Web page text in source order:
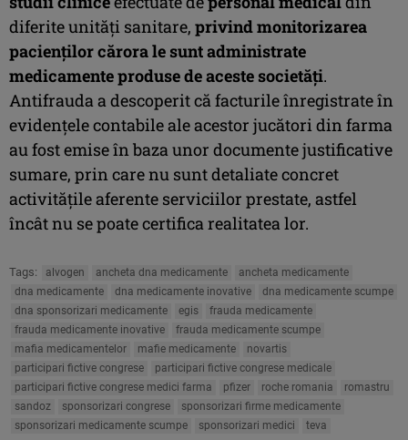
diferite unităţi sanitare, privind monitorizarea
pacienţilor cărora le sunt administrate
medicamente produse de aceste societăţi.
Antifrauda a descoperit că facturile înregistrate în
evidenţele contabile ale acestor jucători din farma
au fost emise în baza unor documente justificative
sumare, prin care nu sunt detaliate concret
activităţile aferente serviciilor prestate, astfel
încât nu se poate certifica realitatea lor.
Tags: alvogen ancheta dna medicamente
ancheta medicamente
dna medicamente
dna medicamente inovative
dna medicamente scumpe
dna sponsorizari medicamente
egis
frauda medicamente
frauda medicamente inovative
frauda medicamente scumpe
mafia medicamentelor
mafie medicamente
novartis
participari fictive congrese
participari fictive congrese medicale
participari fictive congrese medici farma
pfizer roche romania
romastru
sandoz
sponsorizari congrese
sponsorizari firme medicamente
sponsorizari medicamente scumpe
sponsorizari medici teva